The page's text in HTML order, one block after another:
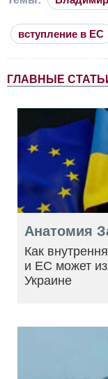
вступление в ЕС
ГЛАВНЫЕ
Анатомия
Как
и ЕС может
Украине